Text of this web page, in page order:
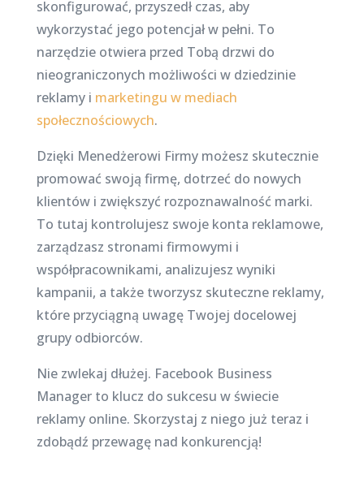
skonfigurować, przyszedł czas, aby
wykorzystać jego potencjał w pełni. To
narzędzie otwiera przed Tobą drzwi do
nieograniczonych możliwości w dziedzinie
reklamy i marketingu w mediach
społecznościowych.
Dzięki Menedżerowi Firmy możesz skutecznie
promować swoją firmę, dotrzeć do nowych
klientów i zwiększyć rozpoznawalność marki.
To tutaj kontrolujesz swoje konta reklamowe,
zarządzasz stronami firmowymi i
współpracownikami, analizujesz wyniki
kampanii, a także tworzysz skuteczne reklamy,
które przyciągną uwagę Twojej docelowej
grupy odbiorców.
Nie zwlekaj dłużej. Facebook Business
Manager to klucz do sukcesu w świecie
reklamy online. Skorzystaj z niego już teraz i
zdobądź przewagę nad konkurencją!